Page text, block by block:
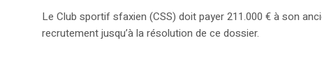
Le Club sportif sfaxien (CSS) doit payer 211.000 € à son
recrutement jusqu’à la résolution de ce dossier.